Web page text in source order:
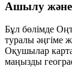
Ашылу және
Бұл бөлімде
туралы әңгіме
Оқушылар
маңызды